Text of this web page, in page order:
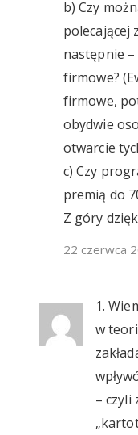
b) Czy
polecającej
następnie
firmowe?
firmowe,
obydwie
otwarcie
c) Czy
premią do
Z góry
22 czerwca
1.
w
– czyli